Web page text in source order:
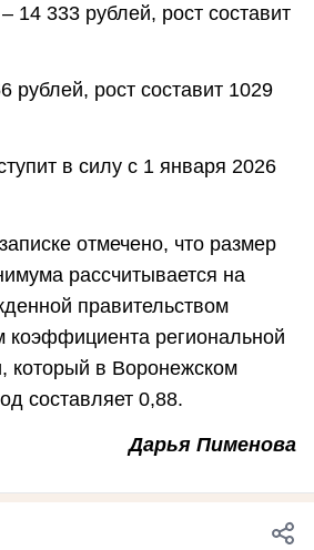
14 333 рублей, рост составит
рублей, рост составит 1029
в силу с 1 января 2026
отмечено, что размер
рассчитывается на
правительством
коэффициента региональной
в Воронежском
составляет 0,88.
Дарья Пименова